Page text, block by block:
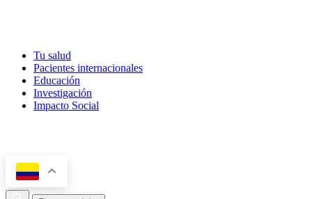
Tu salud
Pacientes internacionales
Educación
Investigación
Impacto Social